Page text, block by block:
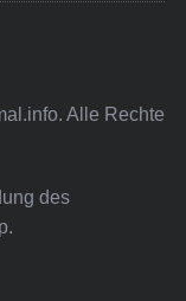
Alle Rechte
des
.